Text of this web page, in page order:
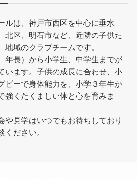
ルは、神戸市西区を中心に垂水
北区、明石市など、近隣の子供た
地域のクラブチームです。
年長）から小学生、中学生までが
います。子供の成長に合わせ、小
ビーで身体能力を、小学３年生か
強くたくましい体と心を育みま
や見学はいつでもお待ちしており
ください。